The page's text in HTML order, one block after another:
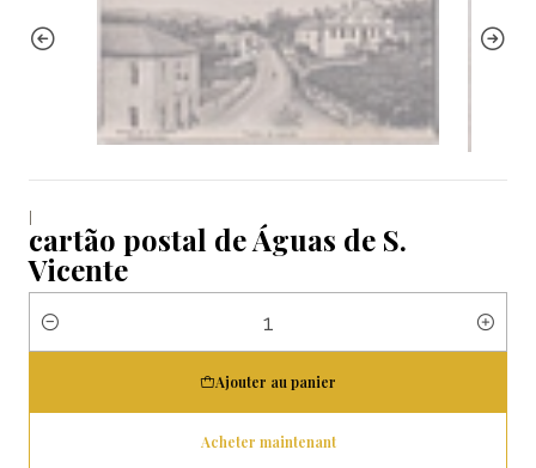
|
cartão postal de Águas de S.
Vicente
Quantité
Ajouter au panier
Acheter maintenant